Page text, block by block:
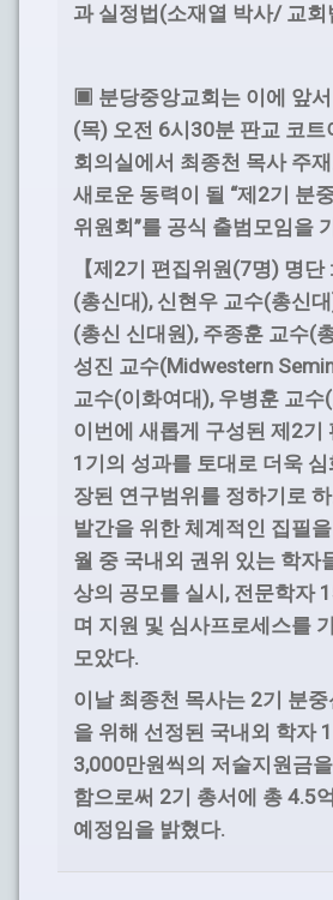
과 실정법 (소재열 박사/ 교회
▣ 분당중앙교회는 이에 앞
(목) 오전 6시 30분 판교 코
회의실에서 최종천 목사 주
새로운 동력이 될 “제 2기 분
위원회 ”를 공식 출범모임을
【제 2기 편집위원(7명) 명단 :
(총신대), 신현우 교수(총신대
(총신 신대원), 주종훈 교수(
성진 교수(Midwestern
교수(이화여대), 우병훈 교수(
이번에 새롭게 구성된 제 2기
1 기의 성과를 토대로 더욱
장된 연구범위를 정하기로
발간을 위한 체계적인 집필
월 중 국내외 권위 있는 학자
상의 공모를 실시 , 전문학자
며 지원 및 심사프로세스를
모았다.
이날 최종천 목사는 2기 분
을 위해 선정된 국내외 학자 1
3,000만원씩의 저술지원금
함으로써 2기 총서에 총 4.5
예정임을 밝혔다.